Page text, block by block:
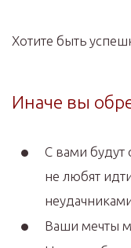
Хотите быть
Иначе вы
С вами
не любят
Ваши мечты